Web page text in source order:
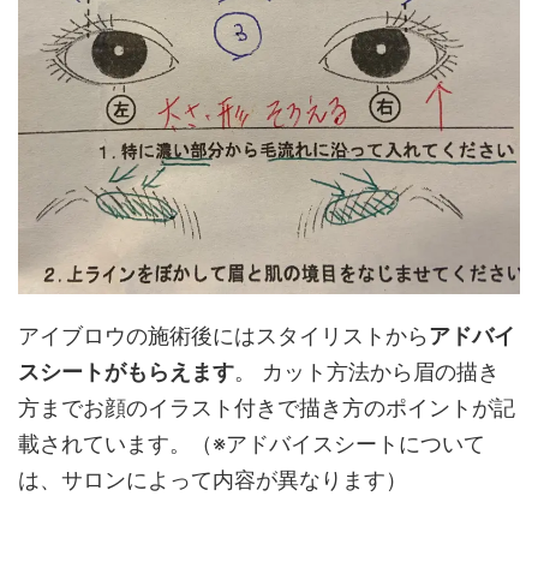
アイブロウの施術後にはスタイリストからアドバイ
スシートがもらえます。 カット方法から眉の描き
方までお顔のイラスト付きで描き方のポイントが記
載されています。（※アドバイスシートについて
は、サロンによって内容が異なります）